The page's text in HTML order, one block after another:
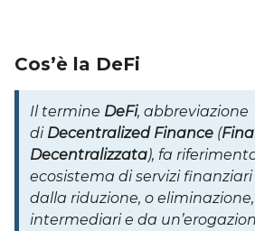
Cos’è la DeFi
Il termine DeFi, abbreviazione
di Decentralized Finance (
Decentralizzata), fa
ecosistema di servizi
dalla riduzione, o
intermediari e da